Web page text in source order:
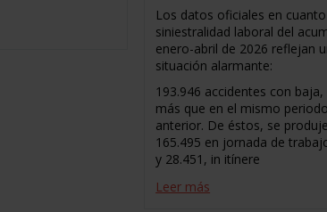
Los datos oficiales en
siniestralidad laboral del
enero-abril de 2026 reflejan
situación alarmante:
193.946 accidentes con baja,
más que en el mismo
anterior. De éstos, se
165.495 en jornada de
y 28.451, in itínere
Leer más